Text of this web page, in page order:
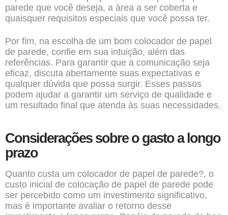
parede que você deseja, a área a ser coberta e
quaisquer requisitos especiais que você possa ter.
Por fim, na escolha de um bom colocador de papel
de parede, confie em sua intuição, além das
referências. Para garantir que a comunicação seja
eficaz, discuta abertamente suas expectativas e
qualquer dúvida que possa surgir. Esses passos
podem ajudar a garantir um serviço de qualidade e
um resultado final que atenda às suas necessidades.
Considerações sobre o gasto a longo
prazo
Quanto custa um colocador de papel de parede?, o
custo inicial de colocação de papel de parede pode
ser percebido como um investimento significativo,
mas é importante avaliar o retorno desse